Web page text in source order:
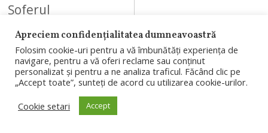
Șoferul
autosanitarei a…
09
Apreciem confidențialitatea dumneavoastră
Folosim cookie-uri pentru a vă îmbunătăți experiența de
navigare, pentru a vă oferi reclame sau conținut
personalizat și pentru a ne analiza traficul. Făcând clic pe
„Accept toate”, sunteți de acord cu utilizarea cookie-urilor.
Cookie setari
Accept